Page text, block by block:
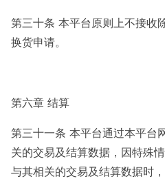
第三十条 本平台原则上不接收
换货申请。
第六章 结算
第三十一条 本平台通过本平台
关的交易及结算数据，因特殊
与其相关的交易及结算数据时